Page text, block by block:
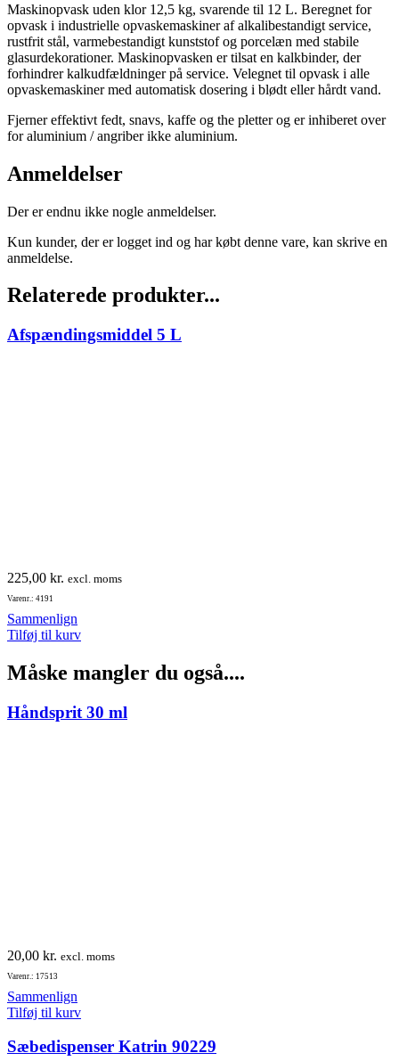
Maskinopvask uden klor 12,5 kg, svarende til 12 L. Beregnet for
opvask i industrielle opvaskemaskiner af alkalibestandigt service,
rustfrit stål, varmebestandigt kunststof og porcelæn med stabile
glasurdekorationer. Maskinopvasken er tilsat en kalkbinder, der
forhindrer kalkudfældninger på service. Velegnet til opvask i alle
opvaskemaskiner med automatisk dosering i blødt eller hårdt vand.
Fjerner effektivt fedt, snavs, kaffe og the pletter og er inhiberet over
for aluminium / angriber ikke aluminium.
Anmeldelser
Der er endnu ikke nogle anmeldelser.
Kun kunder, der er logget ind og har købt denne vare, kan skrive en
anmeldelse.
Relaterede produkter...
Afspændingsmiddel 5 L
225,00 kr. excl. moms
Varenr.: 4191
Sammenlign
Tilføj til kurv
Måske mangler du også....
Håndsprit 30 ml
20,00 kr. excl. moms
Varenr.: 17513
Sammenlign
Tilføj til kurv
Sæbedispenser Katrin 90229